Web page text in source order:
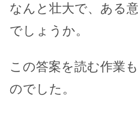
なんと壮大で、ある
でしょうか。
この答案を読む作業
のでした。